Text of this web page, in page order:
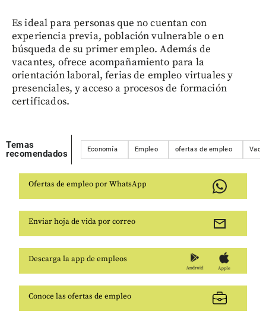
Es ideal para personas que no cuentan con
experiencia previa, población vulnerable o en
búsqueda de su primer empleo. Además de
vacantes, ofrece acompañamiento para la
orientación laboral, ferias de empleo virtuales y
presenciales, y acceso a procesos de formación
certificados.
Temas
recomendados
Economía Empleo ofertas de empleo
Ofertas de empleo por WhatsApp
Enviar hoja de vida por correo
Descarga la app de empleos
Conoce las ofertas de empleo